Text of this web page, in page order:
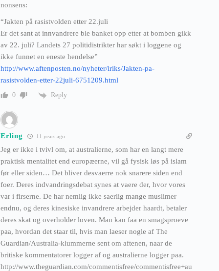
nonsens:
“Jakten på rasistvolden etter 22.juli
Er det sant at innvandrere ble banket opp etter at bomben gikk
av 22. juli? Landets 27 politidistrikter har søkt i loggene og
ikke funnet en eneste hendelse”
http://www.aftenposten.no/nyheter/iriks/Jakten-pa-
rasistvolden-etter-22juli-6751209.html
0 Reply
Erling 11 years ago
Jeg er ikke i tvivl om, at australierne, som har en langt mere
praktisk mentalitet end europæerne, vil gå fysisk løs på islam
før eller siden… Det bliver desvaerre nok snarere siden end
foer. Deres indvandringsdebat synes at vaere der, hvor vores
var i firserne. De har nemlig ikke saerlig mange muslimer
endnu, og deres kinesiske invandrere arbejder haardt, betaler
deres skat og overholder loven. Man kan faa en smagsproeve
paa, hvordan det staar til, hvis man laeser nogle af The
Guardian/Australia-klummerne sent om aftenen, naar de
britiske kommentatorer logger af og australierne logger paa.
http://www.theguardian.com/commentisfree/commentisfree+au